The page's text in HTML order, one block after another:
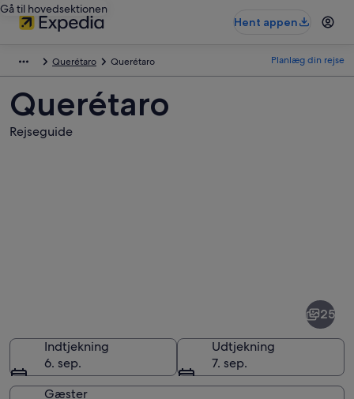
Gå til hovedsektionen
Hent appen
Querétaro Querétaro Planlæg din rejse
Querétaro
Rejseguide
25
Indtjekning
6. sep.
Udtjekning
7. sep.
Gæster